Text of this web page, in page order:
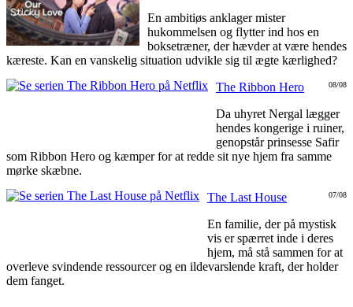
En ambitiøs anklager mister
hukommelsen og flytter ind hos en
boksetræner, der hævder at være hendes
kæreste. Kan en vanskelig situation udvikle sig til ægte kærlighed?
08/08
The Ribbon Hero
Da uhyret Nergal lægger
hendes kongerige i ruiner,
genopstår prinsesse Safir
som Ribbon Hero og kæmper for at redde sit nye hjem fra samme
mørke skæbne.
07/08
The Last House
En familie, der på mystisk
vis er spærret inde i deres
hjem, må stå sammen for at
overleve svindende ressourcer og en ildevarslende kraft, der holder
dem fanget.